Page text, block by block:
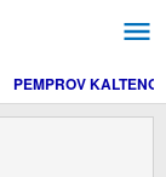
PEMPROV KALTENG